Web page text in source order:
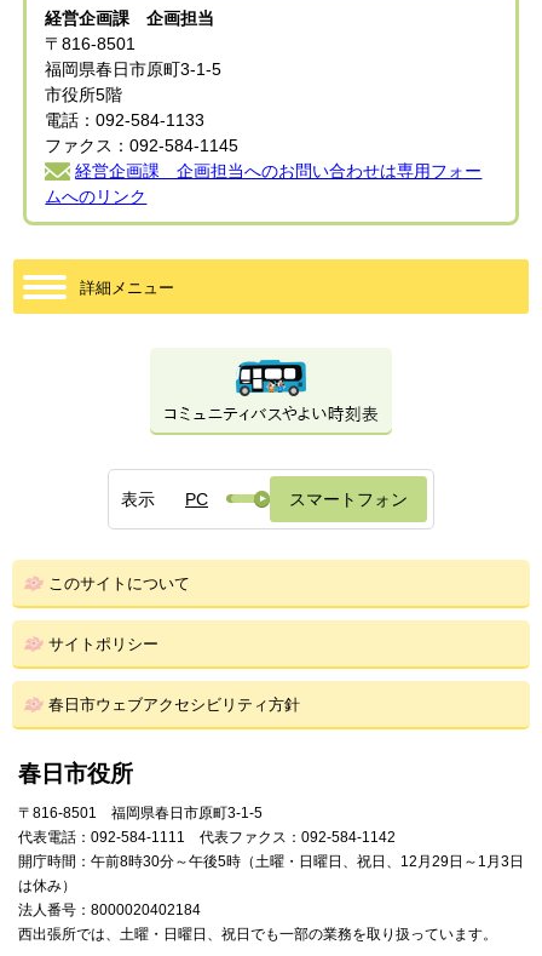
経営企画課 企画担当
〒816-8501
福岡県春日市原町3-1-5
市役所5階
電話：092-584-1133
ファクス：092-584-1145
経営企画課 企画担当へのお問い合わせは専用フォー
ムへのリンク
詳細メニュー
表示 PC スマートフォン
このサイトについて
サイトポリシー
春日市ウェブアクセシビリティ方針
春日市役所
〒816-8501 福岡県春日市原町3-1-5
代表電話：092-584-1111 代表ファクス：092-584-1142
開庁時間：午前8時30分～午後5時（土曜・日曜日、祝日、12月29日～1月3日
は休み）
法人番号：8000020402184
西出張所では、土曜・日曜日、祝日でも一部の業務を取り扱っています。